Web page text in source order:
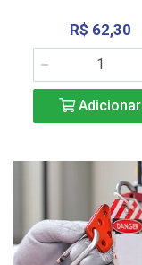
R$ 62,30
Adicionar